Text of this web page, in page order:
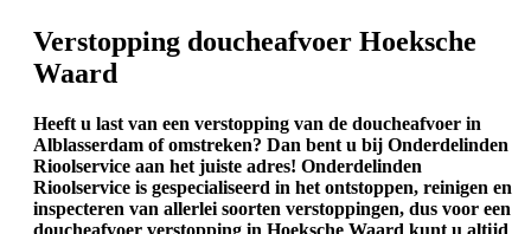
Verstopping doucheafvoer Hoeksche
Waard
Heeft u last van een verstopping van de doucheafvoer in
Alblasserdam of omstreken? Dan bent u bij Onderdelinden
Rioolservice aan het juiste adres! Onderdelinden
Rioolservice is gespecialiseerd in het ontstoppen, reinigen en
inspecteren van allerlei soorten verstoppingen, dus voor een
doucheafvoer verstopping in Hoeksche Waard kunt u altijd